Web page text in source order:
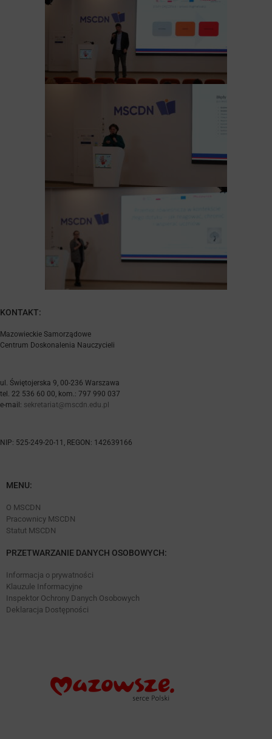
KONTAKT:
Mazowieckie Samorządowe
Centrum Doskonalenia Nauczycieli
ul. Świętojerska 9, 00-236 Warszawa
tel. 22 536 60 00, kom.: 797 990 037
e-mail: sekretariat@mscdn.edu.pl
NIP: 525-249-20-11, REGON: 142639166
MENU:
O MSCDN
Pracownicy MSCDN
Statut MSCDN
PRZETWARZANIE DANYCH OSOBOWYCH:
Informacja o prywatności
Klauzule Informacyjne
Inspektor Ochrony Danych Osobowych
Deklaracja Dostępności